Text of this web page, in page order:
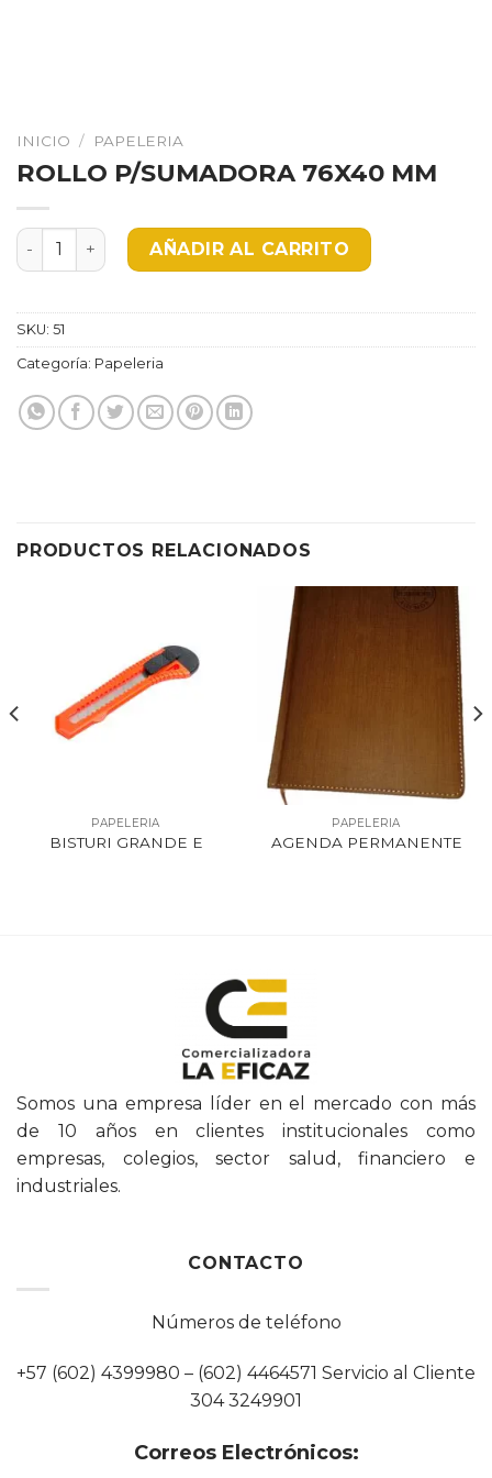
INICIO / PAPELERIA
ROLLO P/SUMADORA 76X40 MM
ROLLO P/SUMADORA 76X40 MM cantidad
AÑADIR AL CARRITO
SKU: 51
Categoría: Papeleria
PRODUCTOS RELACIONADOS
PAPELERIA
BISTURI GRANDE E
PAPELERIA
AGENDA PERMANENTE
Somos una empresa líder en el mercado con más
de 10 años en clientes institucionales como
empresas, colegios, sector salud, financiero e
industriales.
CONTACTO
Números de teléfono
+57 (602) 4399980 – (602) 4464571 Servicio al Cliente
304 3249901
Correos Electrónicos: